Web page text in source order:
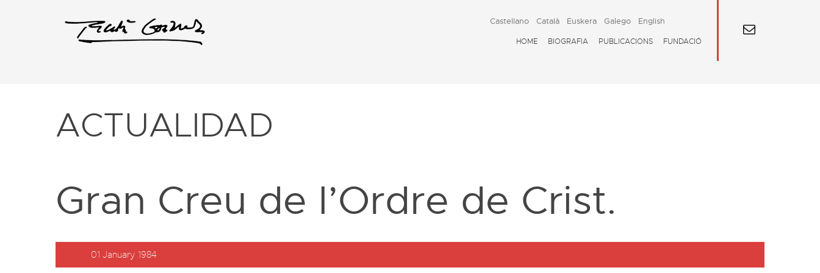
HOME BIOGRAFIA PUBLICACIONS FUNDACIÓ
Castellano Català Euskera Galego English
ACTUALIDAD
Gran Creu de l’Ordre de Crist.
01 January 1984